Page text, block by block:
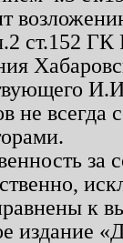
ст.152
не
к
издание